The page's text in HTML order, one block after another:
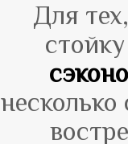
Для